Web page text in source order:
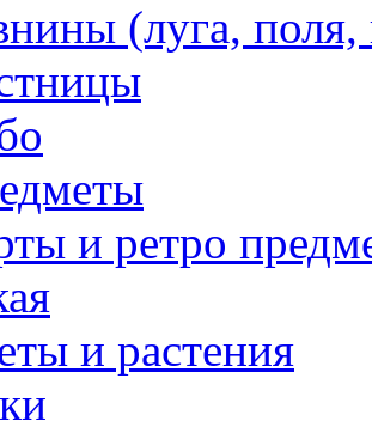
(луга,
и ретро
и растения